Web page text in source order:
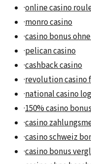
·online casino
·monro casino
·casino bonus
·pelican casino
·cashback casino
·revolution casino
·national casino
·150% casino
·casino
·casino schweiz
·casino bonus